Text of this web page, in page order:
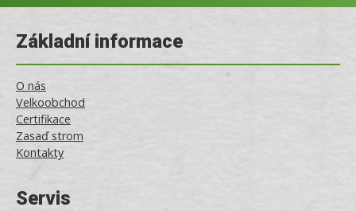
Základní informace
O nás
Velkoobchod
Certifikace
Zasaď strom
Kontakty
Servis